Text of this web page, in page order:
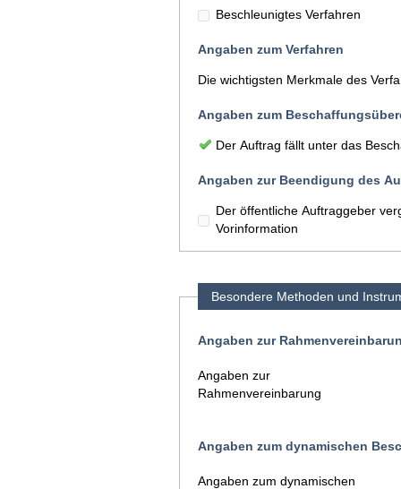
Beschleunigtes Verfahren
Angaben zum Verfahren
Die wichtigsten Merkmale des
Angaben zum
Der Auftrag fällt unter das
Angaben zur Beendigung des
Der öffentliche Auftraggeber
Vorinformation
Besondere Methoden und
Angaben zur
Angaben zur
Rahmenvereinbarung
Angaben zum dynamischen
Angaben zum dynamischen